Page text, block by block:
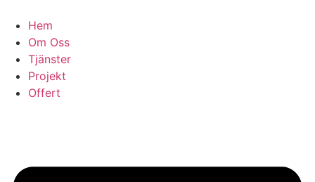
content
Hem
Om Oss
Tjänster
Projekt
Offert